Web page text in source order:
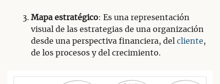
Mapa estratégico: Es una representación
visual de las estrategias de una organización
desde una perspectiva financiera, del cliente,
de los procesos y del crecimiento.